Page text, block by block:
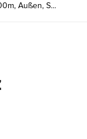
Außen, S...